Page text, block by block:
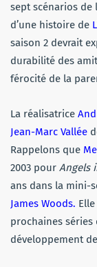
sept scénarios de
d’une histoire de
saison 2 devrait
durabilité des
férocité de la
La réalisatrice
Jean-Marc Vallée
Rappelons que
2003 pour Angels
ans dans la mini-
James Woods.
prochaines séries
développement